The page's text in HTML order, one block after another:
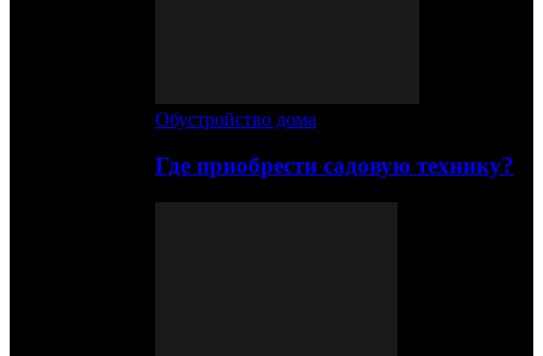
Обустройство дома
Где приобрести садовую технику?